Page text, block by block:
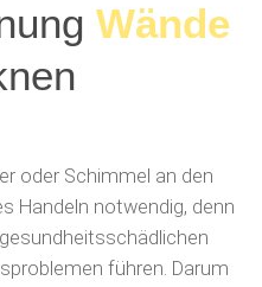
Wände
oder Schimmel an den
Handeln notwendig, denn
führen. Darum